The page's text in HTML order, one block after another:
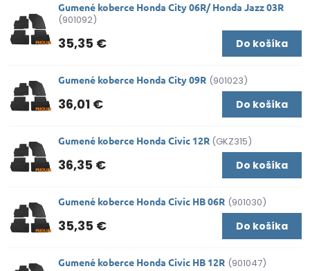
Gumené koberce Honda City 06R/ Honda Jazz 03R
(901092)
35,35 € Do košíka
Gumené koberce Honda City 09R (901023)
36,01 € Do košíka
Gumené koberce Honda Civic 12R (GKZ315)
36,35 € Do košíka
Gumené koberce Honda Civic HB 06R (901030)
35,35 € Do košíka
Gumené koberce Honda Civic HB 12R (901047)